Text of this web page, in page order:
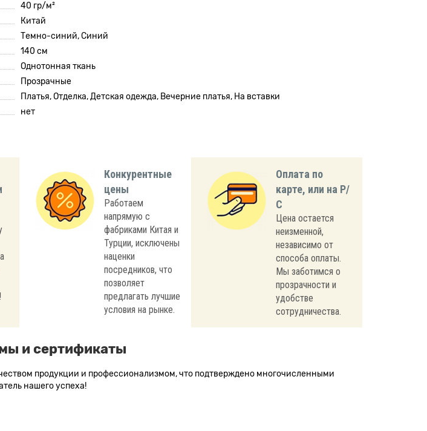
40 гр/м²
Китай
Темно-синий, Синий
140 см
Однотонная ткань
Прозрачные
Платья, Отделка, Детская одежда, Вечерние платья, На вставки
нет
Конкурентные
цены
Работаем
напрямую с
фабриками Китая и
Турции, исключены
наценки
посредников, что
позволяет
предлагать лучшие
условия на рынке.
Оплата по
карте, или на Р/
С
Цена остается
неизменной,
независимо от
способа оплаты.
Мы заботимся о
прозрачности и
удобстве
сотрудничества.
и сертификаты
продукции и профессионализмом, что подтверждено многочисленными
нашего успеха!